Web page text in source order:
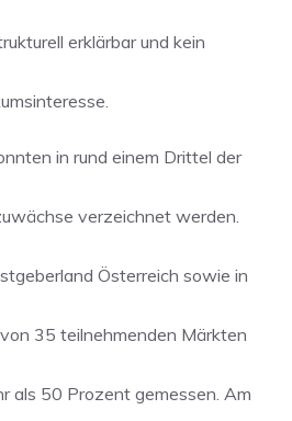
erklärbar und kein
in rund einem Drittel der
verzeichnet werden.
Österreich sowie in
35 teilnehmenden Märkten
als 50 Prozent gemessen. Am